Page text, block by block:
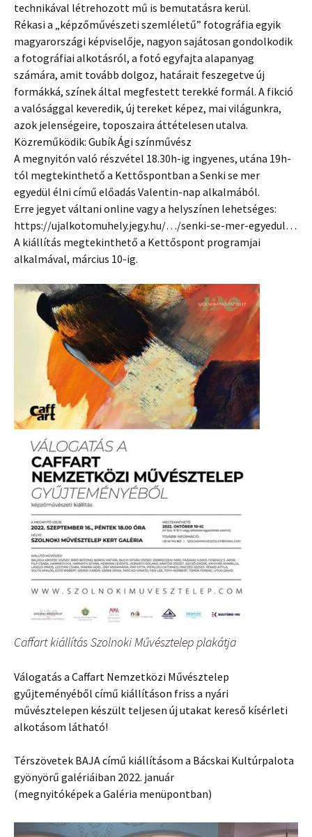
technikával létrehozott mű is bemutatásra kerül.
Rékasi a „képzőművészeti szemléletű” fotográfia egyik
magyarországi képviselője, nagyon sajátosan gondolkodik
a fotográfiai alkotásról, a fotó egyfajta alapanyag
számára, amit tovább dolgoz, határait feszegetve új
formákká, színek által megfestett terekké formál. A fikció
a valósággal keveredik, új tereket képez, mai világunkra,
azok jelenségeire, toposzaira áttételesen utalva.
Közreműködik: Gubík Ági színművész
A megnyitón való részvétel 18.30h-ig ingyenes, utána 19h-
tól megtekinthető a Kettőspontban a Senki se mer
egyedül élni című előadás Valentin-nap alkalmából.
Erre jegyet váltani online vagy a helyszínen lehetséges:
https://ujalkotomuhely.jegy.hu/…/senki-se-mer-egyedul…
A kiállítás megtekinthető a Kettőspont programjai
alkalmával, március 10-ig.
Caffart kiállítás Szolnoki Művésztelep plakátja
Válogatás a Caffart Nemzetközi Művésztelep
gyűjteményéből című kiállításon friss a nyári
művésztelepen készült teljesen új utakat kereső kísérleti
alkotásom látható!
Térszövetek BAJA című kiállításom a Bácskai Kultúrpalota
gyönyörű galériáiban 2022. január
(megnyitóképek a Galéria menüpontban)